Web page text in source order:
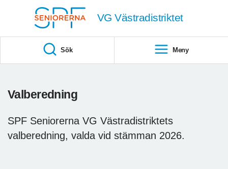
VG Västradistriktet
Sök Meny
Valberedning
SPF Seniorerna VG Västradistriktets
valberedning, valda vid stämman 2026.